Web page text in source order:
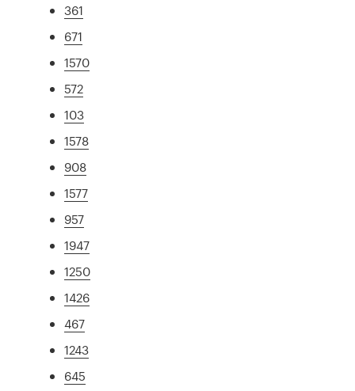
361
671
1570
572
103
1578
908
1577
957
1947
1250
1426
467
1243
645